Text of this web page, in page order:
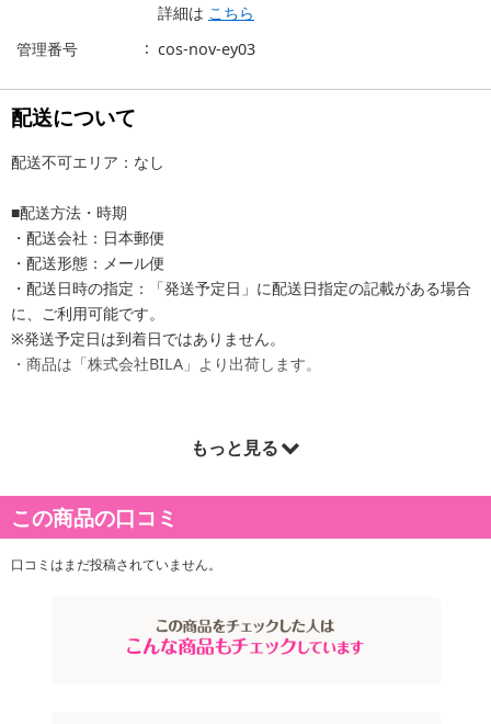
詳細は こちら
管理番号
cos-nov-ey03
配送について
配送不可エリア：なし
■配送方法・時期
・配送会社：日本郵便
・配送形態：メール便
・配送日時の指定：「発送予定日」に配送日指定の記載がある場合
に、ご利用可能です。
※発送予定日は到着日ではありません。
・商品は「株式会社BILA」より出荷します。
アイシャドー＆チーク＆ハイライトをひとつに！持ち運びやすい！
持ってるだけで気分が上がる♡マルチパレット。
もっと見る
この商品の口コミ
口コミはまだ投稿されていません。